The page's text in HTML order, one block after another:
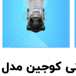
کوجین مدل